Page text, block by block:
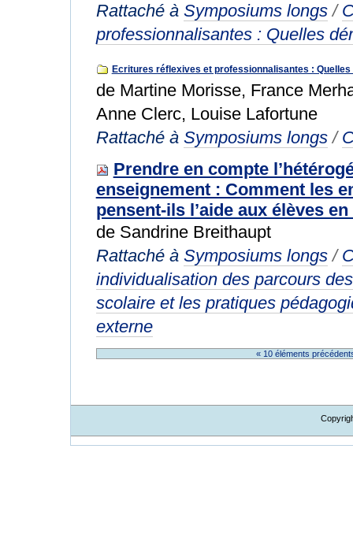
Rattaché à Symposiums longs /
professionnalisantes : Quelles
Ecritures réflexives et professionnalisantes :
de Martine Morisse, France
Anne Clerc, Louise Lafortune
Rattaché à Symposiums longs /
Prendre en compte
enseignement : Comment les
pensent-ils l’aide aux élèves
de Sandrine Breithaupt
Rattaché à Symposiums longs /
individualisation des parcours
scolaire et les pratiques
externe
« 10 éléments